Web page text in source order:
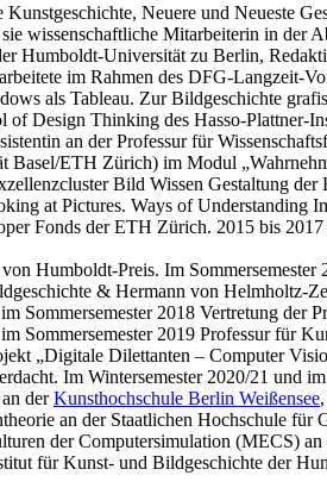
Kunstgeschichte, Neuere und Neueste
wissenschaftliche Mitarbeiterin in der
Humboldt-Universität zu Berlin,
im Rahmen des DFG-Langzeit-
als Tableau. Zur Bildgeschichte
of Design Thinking des Hasso-Plattner-
an der Professur für
Basel/ETH Zürich) im Modul
Bild Wissen Gestaltung
at Pictures. Ways of Understanding
Fonds der ETH Zürich. 2015 bis
Humboldt-Preis. Im
& Hermann von Helmholtz-
Sommersemester 2018 Vertretung der
Sommersemester 2019 Professur für
„Digitale Dilettanten – Computer
Im Wintersemester 2020/21 und
derKunsthochschule Berlin Weißensee
an der Staatlichen Hochschule
der Computersimulation (MECS)
für Kunst- und Bildgeschichte der